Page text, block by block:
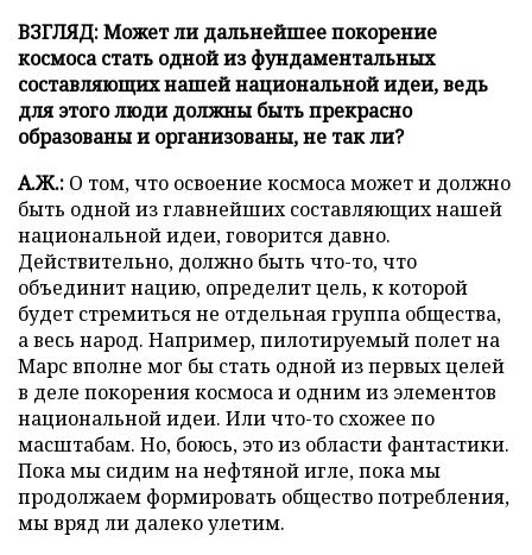
ВЗГЛЯД: Может ли дальнейшее покорение
космоса стать одной из фундаментальных
составляющих нашей национальной идеи, ведь
для этого люди должны быть прекрасно
образованы и организованы, не так ли?
А.Ж.: О том, что освоение космоса может и должно
быть одной из главнейших составляющих нашей
национальной идеи, говорится давно.
Действительно, должно быть что-то, что
объединит нацию, определит цель, к которой
будет стремиться не отдельная группа общества,
а весь народ. Например, пилотируемый полет на
Марс вполне мог бы стать одной из первых целей
в деле покорения космоса и одним из элементов
национальной идеи. Или что-то схожее по
масштабам. Но, боюсь, это из области фантастики.
Пока мы сидим на нефтяной игле, пока мы
продолжаем формировать общество потребления,
мы вряд ли далеко улетим.